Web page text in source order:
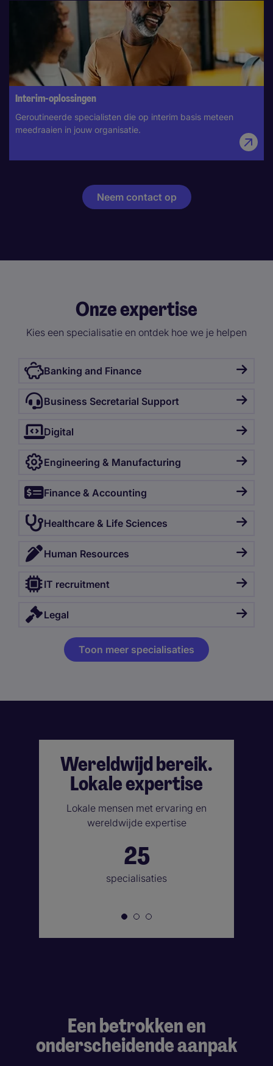
Interim-oplossingen
Geroutineerde specialisten die op interim basis meteen
meedraaien in jouw organisatie​.
Neem contact op
Onze expertise
Kies een specialisatie en ontdek hoe we je helpen
Banking and Finance
Business Secretarial Support
Digital
Engineering & Manufacturing
Finance & Accounting
Healthcare & Life Sciences
Human Resources
IT recruitment
Legal
Toon meer specialisaties
Wereldwijd bereik.
Lokale expertise
Lokale mensen met ervaring en
wereldwijde expertise
25
specialisaties
Een betrokken en
onderscheidende aanpak